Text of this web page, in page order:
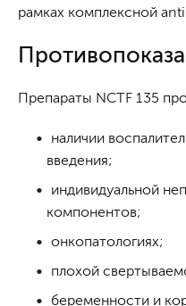
рамках комплексной
Препараты NCTF 135
наличии
введения;
индивидуальной
компонентов;
онкопатологиях;
плохой
беременности и